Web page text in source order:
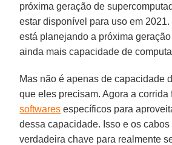
próxima geração de
estar disponível para uso em 2021.
está planejando a próxima
ainda mais capacidade de
Mas não é apenas de capacidade
que eles precisam. Agora a
softwares específicos para
dessa capacidade. Isso e os cabos
verdadeira chave para realmente